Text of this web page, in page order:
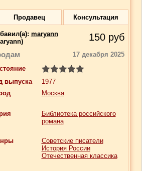
Продавец Консультация
maryann
150 руб
17 декабря 2025
выпуска
1977
Москва
Библиотека российского
романа
Советские писатели
История России
Отечественная классика